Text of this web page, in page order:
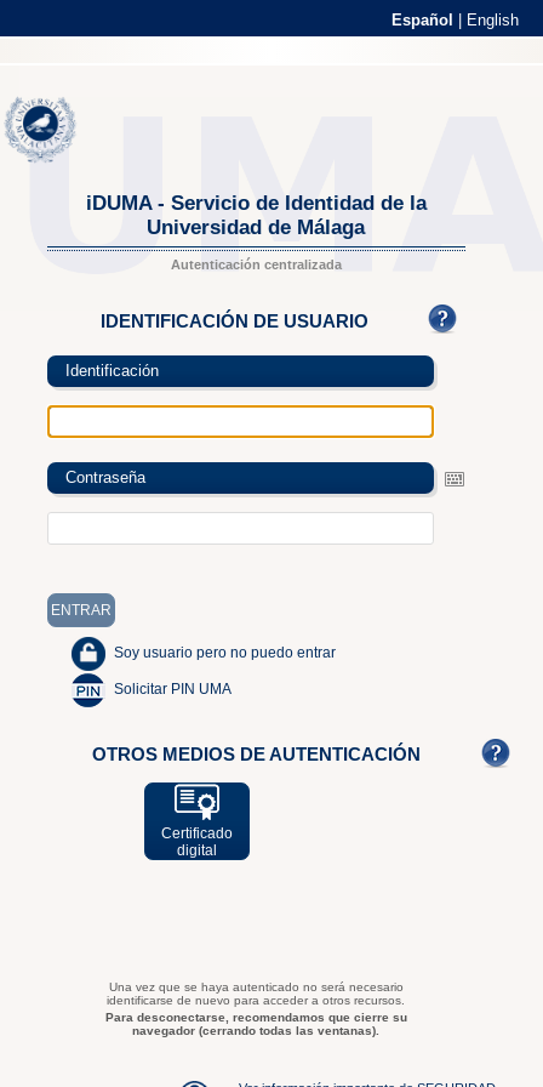
Español English
iDUMA - Servicio de Identidad de la
Universidad de Málaga
Autenticación centralizada
IDENTIFICACIÓN DE USUARIO
Identificación
Contraseña
Soy usuario pero no puedo entrar
Solicitar PIN UMA
OTROS MEDIOS DE AUTENTICACIÓN
Certificado
digital
Una vez que se haya autenticado no será necesario
identificarse de nuevo para acceder a otros recursos.
Para desconectarse, recomendamos que cierre su
navegador (cerrando todas las ventanas).